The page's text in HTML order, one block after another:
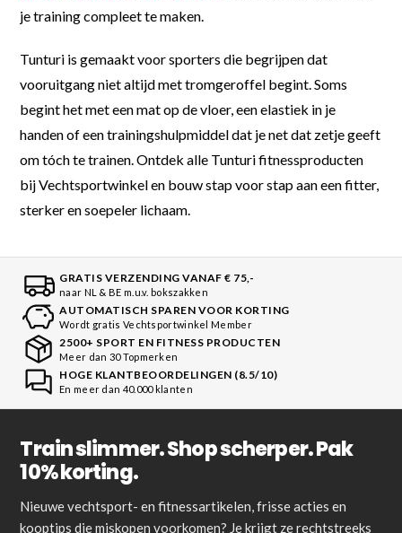
je training compleet te maken.
Tunturi is gemaakt voor sporters die begrijpen dat
vooruitgang niet altijd met tromgeroffel begint. Soms
begint het met een mat op de vloer, een elastiek in je
handen of een trainingshulpmiddel dat je net dat zetje geeft
om tóch te trainen. Ontdek alle Tunturi fitnessproducten
bij Vechtsportwinkel en bouw stap voor stap aan een fitter,
sterker en soepeler lichaam.
GRATIS VERZENDING VANAF € 75,-
naar NL & BE m.u.v. bokszakken
AUTOMATISCH SPAREN VOOR KORTING
Wordt gratis Vechtsportwinkel Member
2500+ SPORT EN FITNESS PRODUCTEN
Meer dan 30 Topmerken
HOGE KLANTBEOORDELINGEN (8.5/10)
En meer dan 40.000 klanten
Train slimmer. Shop scherper. Pak
10% korting.
Nieuwe vechtsport- en fitnessartikelen, frisse acties en
kooptips die miskopen voorkomen? Je krijgt ze rechtstreeks